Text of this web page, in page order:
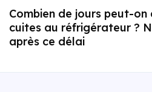
Combien de jours peut-
cuites au réfrigérateur ?
après ce délai